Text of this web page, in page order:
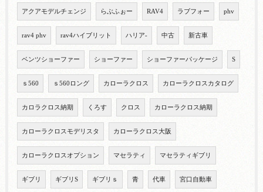
アクアモデルチェンジ らぶふぉー RAV4 ラブフォー phv
rav4 phv rav4ハイブリット ハリア- 中古 新古車
ベンツショーファー ショーファー ショーファーパッケージ S
ｓ560 ｓ560ロング カローラクロス カローラクロスカタログ
カロラクロス納期 くろす クロス カローラクロス納期
カローラクロスモデリスタ カローラクロス大阪
カローラクロスオプション マセラティ マセラティギブリ
ギブリ ギブリS ギブリｓ 青 代車 宮口自動車